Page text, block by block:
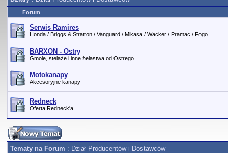
Forum
Serwis Ramires
Honda / Briggs & Stratton / Vanguard / Mikasa / Wacker / Pramac / Fogo
BARXON - Ostry
Gmole, stelaże i inne żelastwa od Ostrego.
Motokanapy
Akcesoryjne kanapy
Redneck
Oferta Redneck'a
Tematy na Forum : Dział Producentów i Dostawców